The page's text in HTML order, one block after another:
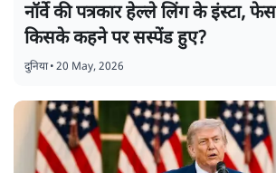
नॉर्वे की पत्रकार हेल्ले लिंग के इंस्टा,
किसके कहने पर सस्पेंड हुए?
दुनिया•20 May, 2026